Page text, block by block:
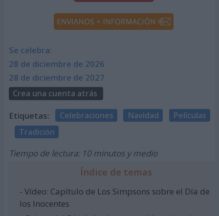
Se celebra:
28 de diciembre de 2026
28 de diciembre de 2027
Crea una cuenta atrás
Etiquetas: Celebraciones Navidad
Películas
Tradición
Tiempo de lectura: 10 minutos y medio
Índice de temas
- Vídeo: Capítulo de Los Simpsons sobre el Día de
los Inocentes